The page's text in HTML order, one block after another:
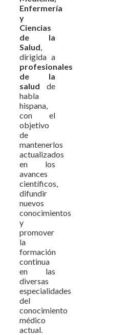
Enfermería
y
Ciencias
de la
Salud,
dirigida a
profesionales
de la
salud de
habla
hispana,
con el
objetivo
de
mantenerlos
actualizados
en los
avances
científicos,
difundir
nuevos
conocimientos
y
promover
la
formación
continua
en las
diversas
especialidades
del
conocimiento
médico
actual.